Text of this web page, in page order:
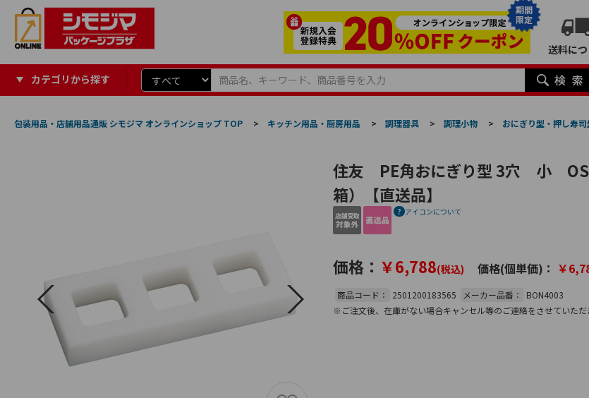
期間
限定
送料に
カテゴリから探す
包装用品・店舗用品通販 シモジマ オンラインショップ TOP > キッチン用品・厨房用品 > 調理器具 > 調理小物 > おにぎり型・押し寿司
住友 PE角おにぎり型 3穴 小
箱）【直送品】
アイコンについて
価格： ￥6,788(税込) 価格(個単価)： ￥
商品コード： 2501200183565 メーカー品番：
BON4003
※ご注文後、在庫がない場合キャンセル等のご連絡をさせていただ